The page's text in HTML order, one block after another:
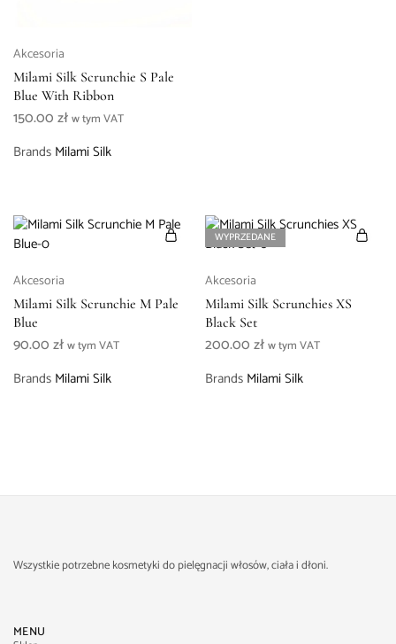
Akcesoria
Milami Silk Scrunchie S Pale
Blue With Ribbon
150.00złw tym VAT
Brands Milami Silk
Akcesoria
Milami Silk Scrunchie M Pale
Blue
90.00złw tym VAT
Brands Milami Silk
WYPRZEDANE
Akcesoria
Milami Silk Scrunchies XS
Black Set
200.00zł w tym VAT
Brands Milami Silk
Wszystkie potrzebne kosmetyki do pielęgnacji włosów, ciała i dłoni.
MENU